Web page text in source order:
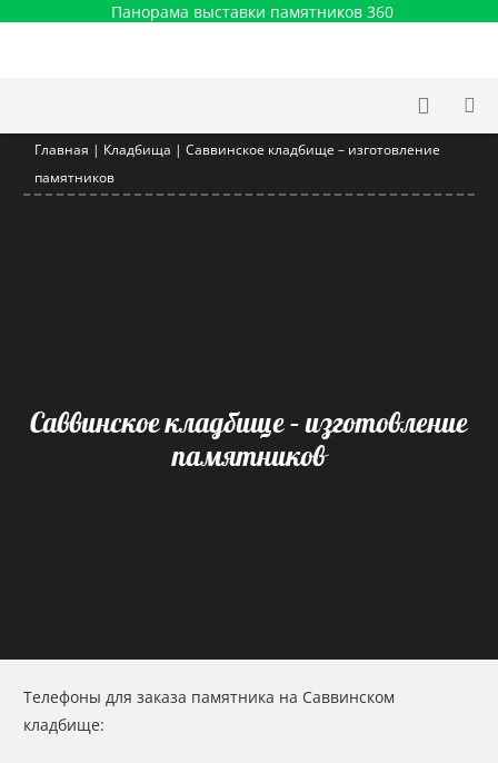
Панорама выставки памятников 360
Главная | Кладбища | Саввинское кладбище – изготовление
памятников
Саввинское кладбище – изготовление
памятников
Телефоны для заказа памятника на Саввинском
кладбище: